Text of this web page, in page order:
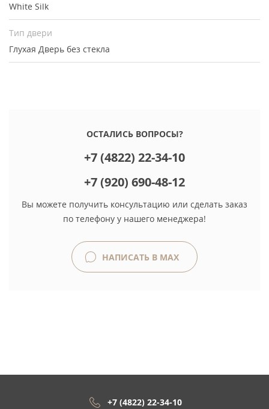
White Silk
Тип двери
Глухая Дверь без стекла
ОСТАЛИСЬ ВОПРОСЫ?
+7 (4822) 22-34-10
+7 (920) 690-48-12
Вы можете получить консультацию или сделать заказ
по телефону у нашего менеджера!
НАПИСАТЬ В MAX
+7 (4822) 22-34-10